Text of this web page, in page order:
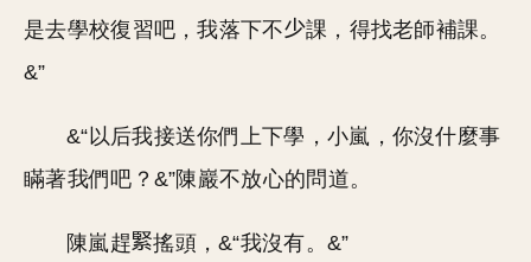
是去學校復習吧，我落下不
課，得找老師補課。
&”
&“以后我接送你們上下學，小嵐，你沒什麼事
瞞著我們吧？&”陳巖不放心的問道。
陳嵐趕 搖頭，&“我沒有。&”